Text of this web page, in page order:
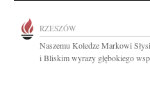
RZESZÓW
Naszemu Koledze Markowi
i Bliskim wyrazy głębokiego